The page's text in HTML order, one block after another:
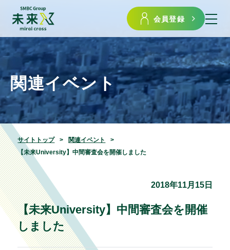
会員登録
関連イベント
サイトトップ
関連イベント
【未来University】中間審査会を開催しました
2018年11月15日
【未来University】中間審査会を開催
しました